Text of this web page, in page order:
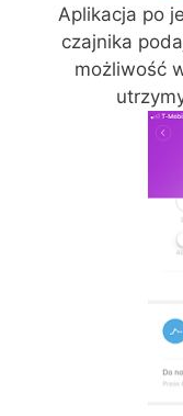
Aplikacja po
czajnika
możliwość